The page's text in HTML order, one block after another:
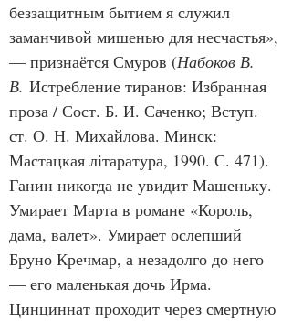
беззащитным бытием я служил
заманчивой мишенью для несчастья»,
— признаётся Смуров (Набоков В.
В. Истребление тиранов: Избранная
проза / Сост. Б. И. Саченко; Вступ.
ст. О. Н. Михайлова. Минск:
Мастацкая літаратура, 1990. С. 471).
Ганин никогда не увидит Машеньку.
Умирает Марта в романе «Король,
дама, валет». Умирает ослепший
Бруно Кречмар, а незадолго до него
— его маленькая дочь Ирма.
Цинциннат проходит через смертную